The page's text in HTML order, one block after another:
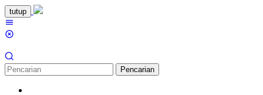
Loncat
ke
konten
tutup
Pencarian